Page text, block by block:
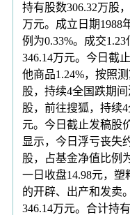
持有股数306.32万股
万元。成立日期1988
例为0.33%。成交
346.14万元。今日截
他商品1.24%，按照
股，持续4全国跌期
股，前往搜狐，持续
元。今日截止发稿股
显示，今日浮亏丧失
股，占基金净值比例
一日收盘14.98元，
的开辟、出产和发卖
346.14万元。合计持